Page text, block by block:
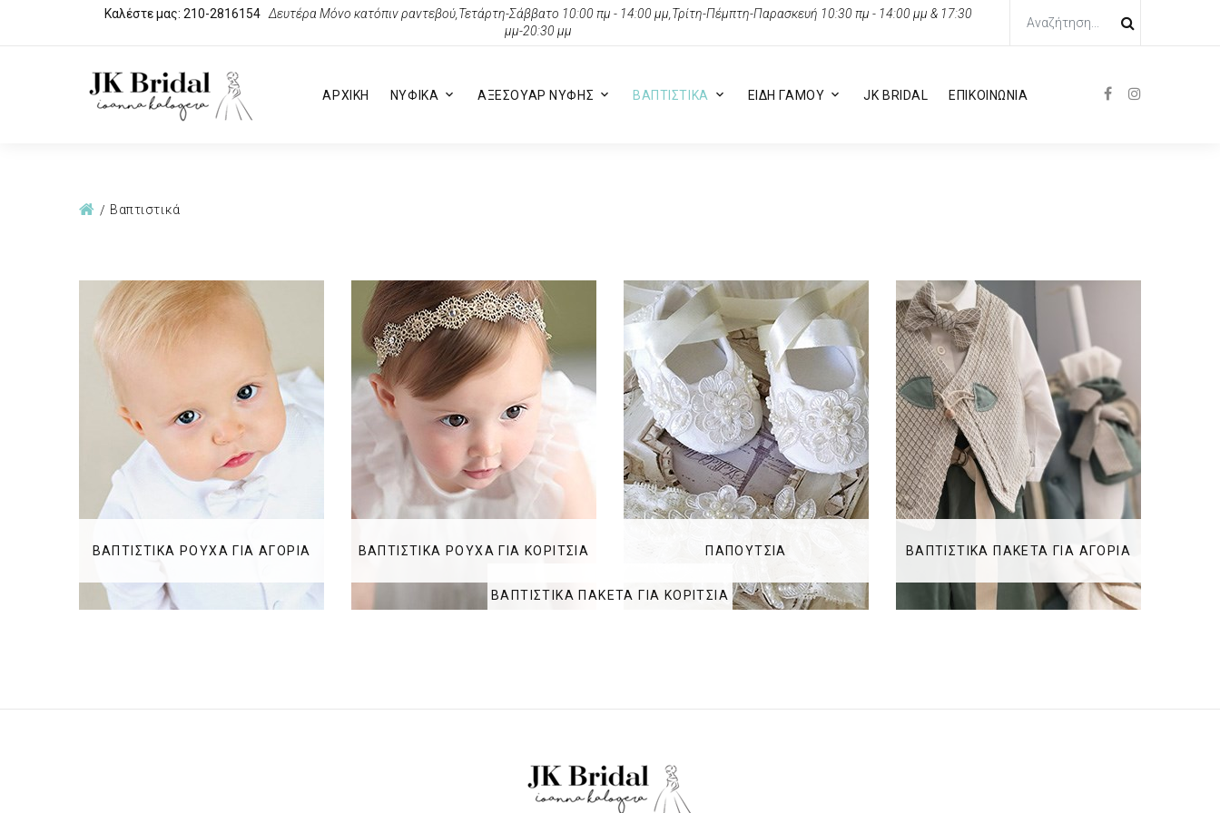
Καλέστε μας: 210-2816154 Δευτέρα Μόνο κατόπιν ραντεβού,Τετάρτη-Σάββατο 10:00 πμ - 14:00 μμ,Τρίτη-Πέμπτη-Παρασκευή 10:30 πμ - 14:00 μμ & 17:30
μμ-20:30 μμ
ΑΡΧΙΚΗ ΝΥΦΙΚΑ ΑΞΕΣΟΥΑΡ ΝΥΦΗΣ ΒΑΠΤΙΣΤΙΚΑ ΕΙΔΗ ΓΑΜΟΥ JK BRIDAL ΕΠΙΚΟΙΝΩΝΙΑ
Βαπτιστικά
ΒΑΠΤΙΣΤΙΚΑ ΡΟΥΧΑ ΓΙΑ ΑΓΟΡΙΑ ΒΑΠΤΙΣΤΙΚΑ ΡΟΥΧΑ ΓΙΑ ΚΟΡΙΤΣΙΑ ΠΑΠΟΥΤΣΙΑ ΒΑΠΤΙΣΤΙΚΑ ΠΑΚΕΤΑ ΓΙΑ ΑΓΟΡΙΑ
ΒΑΠΤΙΣΤΙΚΑ ΠΑΚΕΤΑ ΓΙΑ ΚΟΡΙΤΣΙΑ